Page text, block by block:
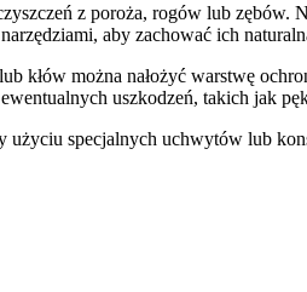
z poroża, rogów lub zębów.
aby zachować ich
kłów można nałożyć warstwę
uszkodzeń, takich jak
użyciu specjalnych uchwytów lub